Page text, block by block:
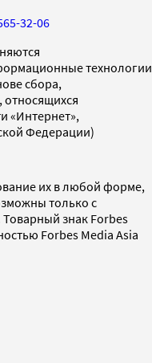
32-06
технологии
сбора,
относящихся
«Интернет»,
Федерации)
их в любой форме,
только с
знак Forbes
Forbes Media Asia